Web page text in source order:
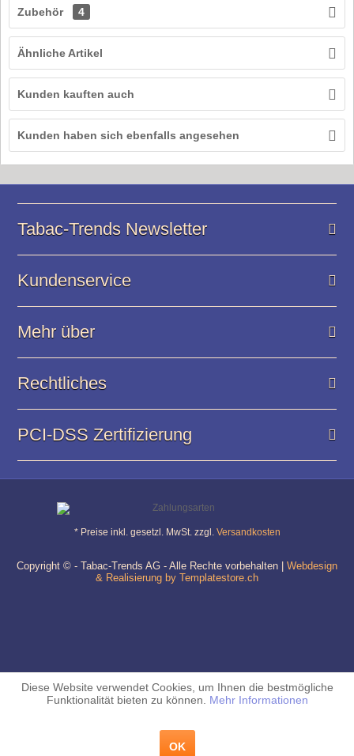
Zubehör 4
Ähnliche Artikel
Kunden kauften auch
Kunden haben sich ebenfalls angesehen
Tabac-Trends Newsletter
Kundenservice
Mehr über
Rechtliches
PCI-DSS Zertifizierung
* Preise inkl. gesetzl. MwSt. zzgl. Versandkosten
Copyright © - Tabac-Trends AG - Alle Rechte vorbehalten | Webdesign
& Realisierung by Templatestore.ch
Diese Website verwendet Cookies, um Ihnen die bestmögliche
Funktionalität bieten zu können. Mehr Informationen
OK